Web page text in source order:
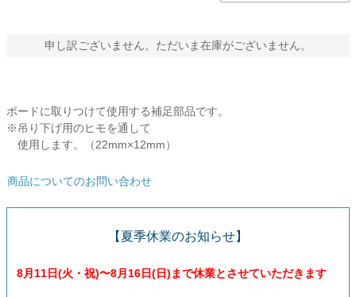
ドリームパックシリーズ
デザインシール
ファブリックパネル
貼ってはがせるアイテム
申し訳ございません。ただいま在庫がございません。
ボードに取りつけて使用する補足部品です。
※吊り下げ用のヒモを通して
使用します。（22mm×12mm）
商品についてのお問い合わせ
【夏季休業のお知らせ】
8月11日(火・祝)〜8月16日(日)まで休業とさせていただきます